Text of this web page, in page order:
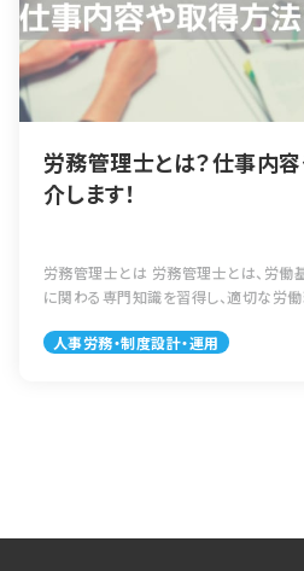
労務管理士とは？仕事内
介します！
労務管理士とは 労務管理士とは、労働
に関わる専門知識を習得し、適切な労
一般社団法人日本人材育成協会と […]
人事労務・制度設計・運用